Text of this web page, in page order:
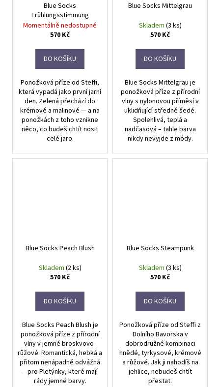
Blue Socks
Frühlungsstimmung
Momentálně nedostupné
570 Kč
DO KOŠÍKU
Ponožková příze od Steffi,
která vypadá jako první jarní
den. Zelená přechází do
krémové a malinové — a na
ponožkách z toho vznikne
něco, co budeš chtít nosit
celé jaro.
Blue Socks Mittelgrau
Skladem (3 ks)
570 Kč
DO KOŠÍKU
Blue Socks Mittelgrau je
ponožková příze z přírodní
vlny s nylonovou příměsí v
uklidňující středně šedé.
Spolehlivá, teplá a
nadčasová – tahle barva
nikdy nevyjde z módy.
Blue Socks Peach Blush
Skladem (2 ks)
570 Kč
DO KOŠÍKU
Blue Socks Peach Blush je
ponožková příze z přírodní
vlny v jemné broskvovo-
růžové. Romantická, hebká a
přitom nenápadně odvážná
– pro Pletýnky, které mají
rády jemné barvy.
Blue Socks Steampunk
Skladem (3 ks)
570 Kč
DO KOŠÍKU
Ponožková příze od Steffi z
Dolního Bavorska v
dobrodružné kombinaci
hnědé, tyrkysové, krémové
a růžové. Jak ji nahodíš na
jehlice, nebudeš chtít
přestat.